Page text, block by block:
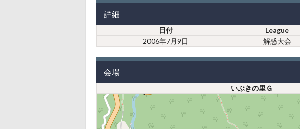
詳細
日付 League
2006年7月9日
解惑大会
会場
いぶきの里Ｇ